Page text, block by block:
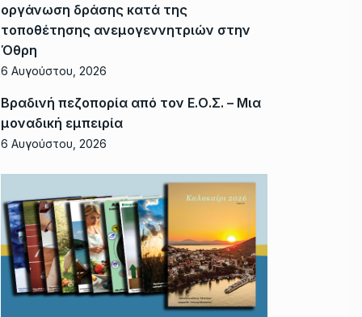
οργάνωση δράσης κατά της
τοποθέτησης ανεμογεννητριών στην
Όθρη
6 Αυγούστου, 2026
Βραδινή πεζοπορία από τον Ε.Ο.Σ. – Μια
μοναδική εμπειρία
6 Αυγούστου, 2026